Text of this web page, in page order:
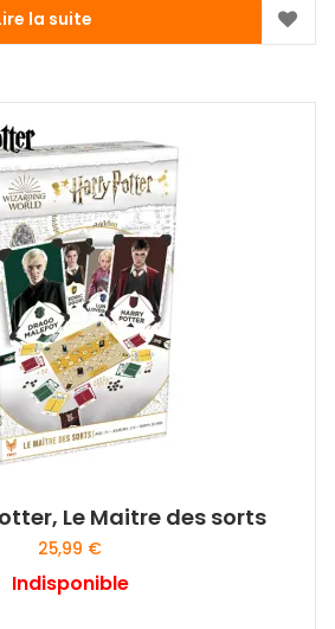
la suite
Le Maitre des sorts
25,99 €
Indisponible